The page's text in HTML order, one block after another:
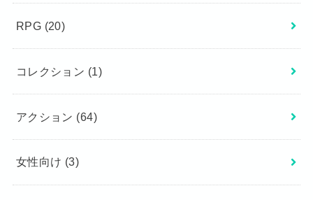
RPG (20)
コレクション (1)
アクション (64)
女性向け (3)